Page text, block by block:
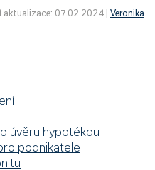
07.02.2024 | Veronika
úvěru hypotékou
podnikatele